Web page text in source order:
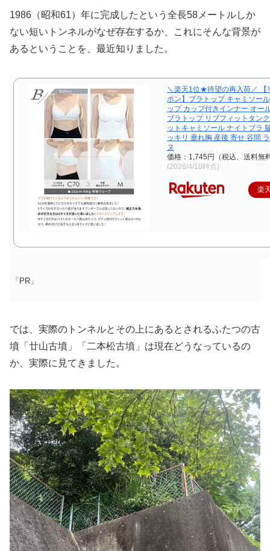
1986（昭和61）年に完成したという全長58メートルしか
ない短いトンネルがなぜ存在するか、これにそんな背景が
あるということを、最近知りました。
＼楽天1位★待望の再入荷／ 【
ポン】ブラトップ キャミソー
ップ カップ付きインナー オー
ブラトップ リブフィットタン
ットキャミソール ナイトブラ
ッキリ 垂れ胸 産後 寄せ 谷間
ヌ
価格：1,745円（税込、送料無
(2026/4/10時点)
楽
「PR」
では、実際のトンネルとその上にあるとされるふたつの古
墳「廿山古墳」「二本松古墳」は現在どうなっているの
か、実際に見てきました。